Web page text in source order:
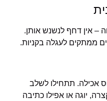
– אין דחף לנשנש אותן.
ממתקים לעגלה בקניות.
אכילה. תתחילו לשלב
יוגה או אפילו כתיבה